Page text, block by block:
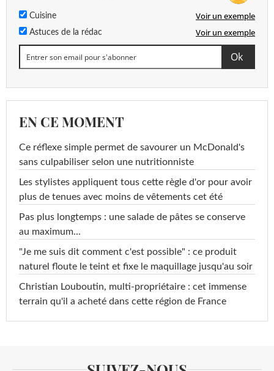
Cuisine Voir un exemple
Astuces de la rédac Voir un exemple
EN CE MOMENT
Ce réflexe simple permet de savourer un McDonald's
sans culpabiliser selon une nutritionniste
Les stylistes appliquent tous cette règle d'or pour avoir
plus de tenues avec moins de vêtements cet été
Pas plus longtemps : une salade de pâtes se conserve
au maximum...
"Je me suis dit comment c'est possible" : ce produit
naturel floute le teint et fixe le maquillage jusqu'au soir
Christian Louboutin, multi-propriétaire : cet immense
terrain qu'il a acheté dans cette région de France